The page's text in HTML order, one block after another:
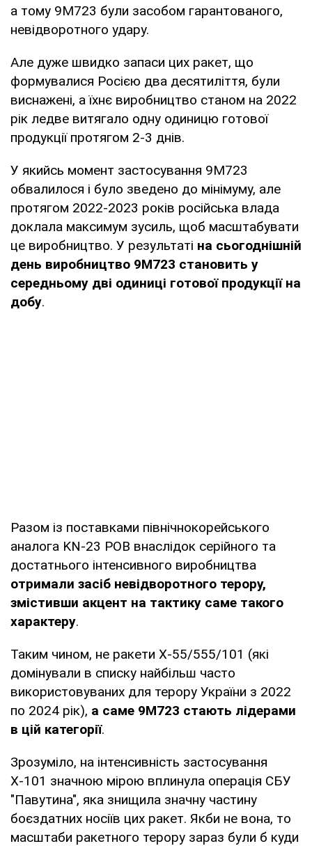
а тому 9М723 були засобом гарантованого,
невідворотного удару.
Але дуже швидко запаси цих ракет, що
формувалися Росією два десятиліття, були
виснажені, а їхнє виробництво станом на 2022
рік ледве витягало одну одиницю готової
продукції протягом 2-3 днів.
У якийсь момент застосування 9М723
обвалилося і було зведено до мінімуму, але
протягом 2022-2023 років російська влада
доклала максимум зусиль, щоб масштабувати
це виробництво. У результаті на сьогоднішній
день виробництво 9М723 становить у
середньому дві одиниці готової продукції на
добу.
Разом із поставками північнокорейського
аналога KN-23 РОВ внаслідок серійного та
достатнього інтенсивного виробництва
отримали засіб невідворотного терору,
змістивши акцент на тактику саме такого
характеру.
Таким чином, не ракети Х-55/555/101 (які
домінували в списку найбільш часто
використовуваних для терору України з 2022
по 2024 рік), а саме 9М723 стають лідерами
в цій категорії.
Зрозуміло, на інтенсивність застосування
Х-101 значною мірою вплинула операція СБУ
"Павутина", яка знищила значну частину
боєздатних носіїв цих ракет. Якби не вона, то
масштаби ракетного терору зараз були б куди